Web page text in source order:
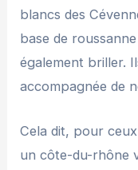
blancs des
base de
également briller.
accompagnée de
Cela dit, pour
un côte-du-rhône